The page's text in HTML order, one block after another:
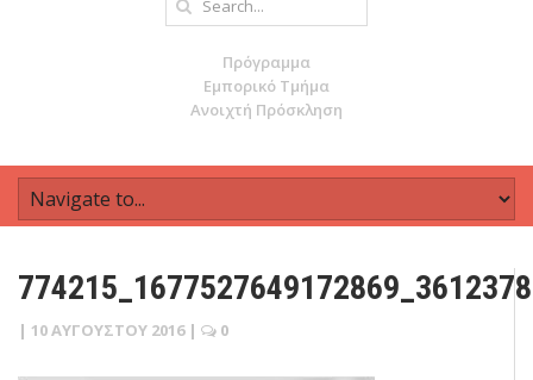
Πρόγραμμα
Εμπορικό Τμήμα
Ανοιχτή Πρόσκληση
| 10 ΑΥΓΟΎΣΤΟΥ 2016 | 0